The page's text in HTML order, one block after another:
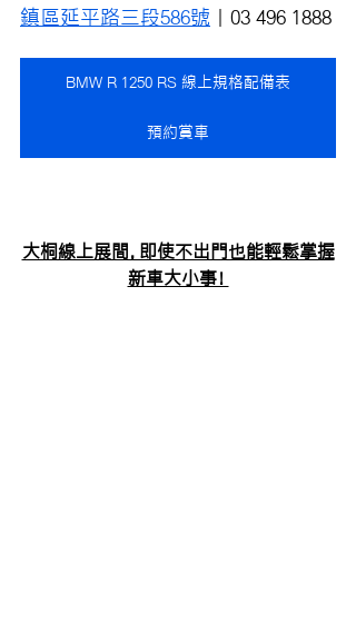
鎮區延平路三段586號 ｜03 496 1888
BMW R 1250 RS 線上規格配備表
預約賞車
大桐線上展間，即使不出門也能輕鬆掌握
新車大小事！